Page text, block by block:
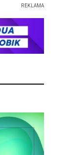
REKLAMA